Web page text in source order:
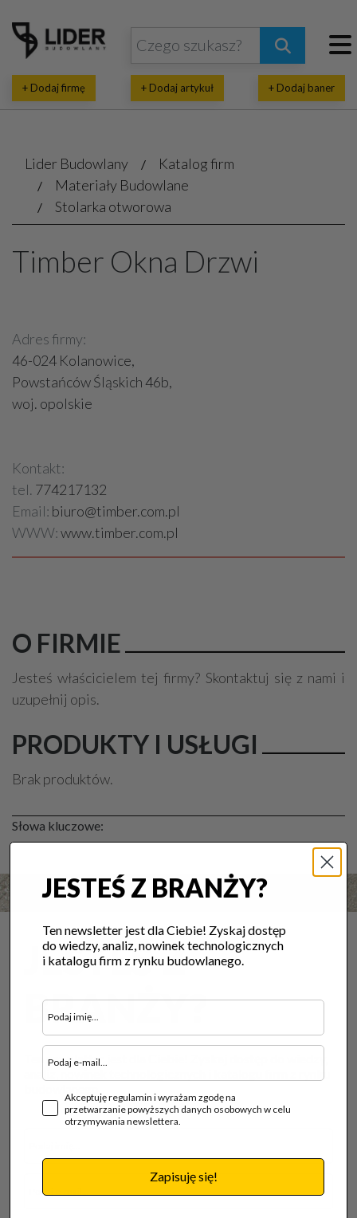
+ Dodaj firmę + Dodaj artykuł + Dodaj baner
Lider Budowlany
Katalog firm
Materiały Budowlane
Stolarka otworowa
Timber Okna Drzwi
Adres firmy:
46-024 Kolanowice,
Powstańców Śląskich 46b,
woj. opolskie
Kontakt:
tel. 774217132
Email: biuro@timber.com.pl
WWW:www.timber.com.pl
O FIRMIE
Jesteś właścicielem tej firmy? Skontaktuj się z nami i
uzupełnij opis.
PRODUKTY I USŁUGI
Brak produktów.
Słowa kluczowe:
JESTEŚ Z
BRANŻY?
Ten newsletter jest dla Ciebie! Zyskaj dostęp do wiedzy,
JESTEŚ Z BRANŻY?
Ten newsletter jest dla Ciebie! Zyskaj dostęp
do wiedzy, analiz, nowinek technologicznych
i katalogu firm z rynku budowlanego.
Akceptuję regulamin i wyrażam zgodę na
przetwarzanie powyższych danych osobowych w celu
otrzymywania newslettera.
Zapisuję się!